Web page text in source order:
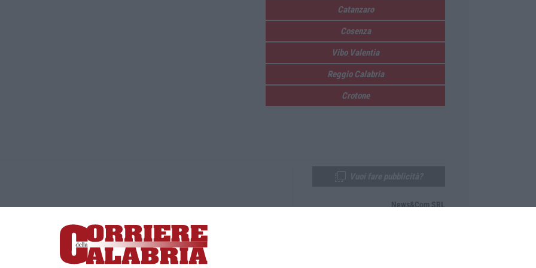
Catanzaro
Cosenza
Vibo Valentia
Reggio Calabria
Crotone
Lamezia Terme (CZ)
responsabile Paola Militano |Privacy
News&Com SRL